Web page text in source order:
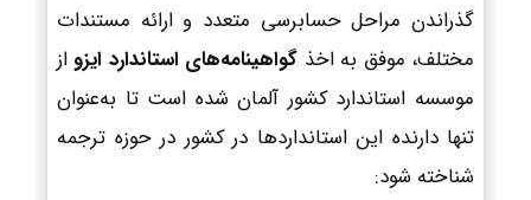
گذراندن مراحل حسابرسی متعدد و ارائه مستندات
مختلف، موفق به اخذ گواهینامه‌های استاندارد ایزو از
موسسه استاندارد کشور آلمان شده است تا به‌عنوان
تنها دارنده این استانداردها در کشور در حوزه ترجمه
شناخته شود: